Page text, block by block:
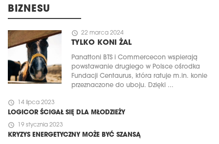
BIZNESU
schedule 22 marca 2024
TYLKO KONI ŻAL
Panattoni BTS i Commercecon wspierają
powstawanie drugiego w Polsce ośrodka
Fundacji Centaurus, która ratuje m.in. konie
przeznaczone do uboju. Dzięki ...
schedule 14 lipca 2023
LOGICOR ŚCIGAŁ SIĘ DLA MŁODZIEŻY
schedule 19 stycznia 2023
KRYZYS ENERGETYCZNY MOŻE BYĆ SZANSĄ